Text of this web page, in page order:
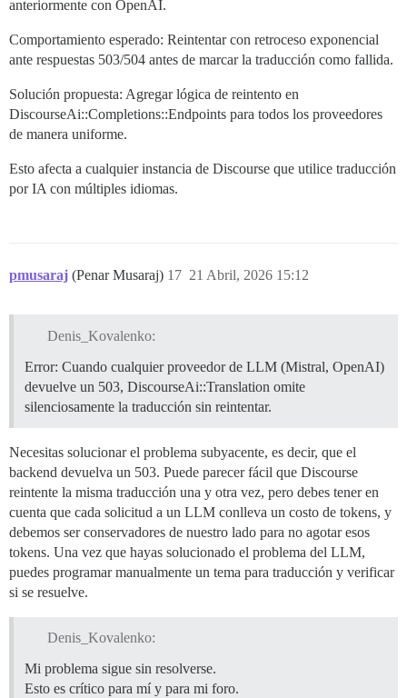
anteriormente con OpenAI.
Comportamiento esperado: Reintentar con retroceso exponencial
ante respuestas 503/504 antes de marcar la traducción como fallida.
Solución propuesta: Agregar lógica de reintento en
DiscourseAi::Completions::Endpoints para todos los proveedores
de manera uniforme.
Esto afecta a cualquier instancia de Discourse que utilice traducción
por IA con múltiples idiomas.
pmusaraj (Penar Musaraj) 21 Abril, 2026 15:12
17
Denis_Kovalenko:
Error: Cuando cualquier proveedor de LLM (Mistral, OpenAI)
devuelve un 503, DiscourseAi::Translation omite
silenciosamente la traducción sin reintentar.
Necesitas solucionar el problema subyacente, es decir, que el
backend devuelva un 503. Puede parecer fácil que Discourse
reintente la misma traducción una y otra vez, pero debes tener en
cuenta que cada solicitud a un LLM conlleva un costo de tokens, y
debemos ser conservadores de nuestro lado para no agotar esos
tokens. Una vez que hayas solucionado el problema del LLM,
puedes programar manualmente un tema para traducción y verificar
si se resuelve.
Denis_Kovalenko:
Mi problema sigue sin resolverse.
Esto es crítico para mí y para mi foro.